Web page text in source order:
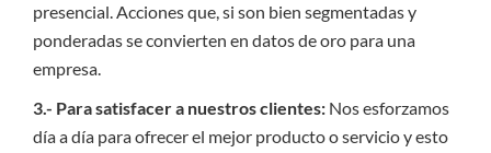
presencial. Acciones que, si son bien segmentadas y
ponderadas se convierten en datos de oro para una
empresa.
3.- Para satisfacer a nuestros clientes: Nos esforzamos
día a día para ofrecer el mejor producto o servicio y esto